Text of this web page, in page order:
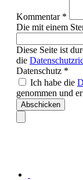
Kommentar *
Die mit einem
Diese Seite ist
die
Datenschutz *
Ich habe die
genommen und
Abschicken